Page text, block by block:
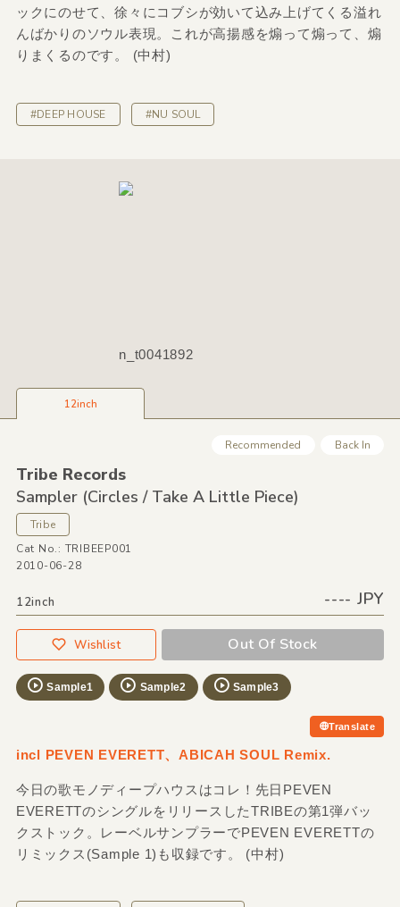
ックにのせて、徐々にコブシが効いて込み上げてくる溢れ
んばかりのソウル表現。これが高揚感を煽って煽って、煽
りまくるのです。 (中村)
#DEEP HOUSE #NU SOUL
n_t0041892
12inch
Recommended Back In
Tribe Records
Sampler (Circles /Take A Little Piece)
Tribe
Cat No.: TRIBEEP001
2010-06-28
12inch ---- JPY
Wishlist Out Of Stock
Sample1 Sample2 Sample3
Translate
incl PEVEN EVERETT、ABICAH SOUL Remix.
今日の歌モノディープハウスはコレ！先日PEVEN
EVERETTのシングルをリリースしたTRIBEの第1弾バッ
クストック。レーベルサンプラーでPEVEN EVERETTの
リミックス(Sample 1)も収録です。 (中村)